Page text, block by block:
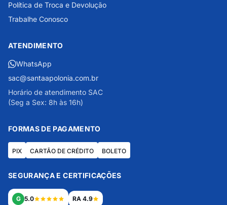
Política de Troca e Devolução
Trabalhe Conosco
ATENDIMENTO
WhatsApp
sac@santaapolonia.com.br
Horário de atendimento SAC
(Seg a Sex: 8h às 16h)
FORMAS DE PAGAMENTO
PIX CARTÃO DE CRÉDITO BOLETO
SEGURANÇA E CERTIFICAÇÕES
G 5.0 RA 4.9